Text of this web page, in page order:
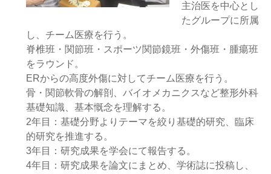
主治医を中心とし
たグループに所属
し、チーム医療を行う。
脊椎班・関節班・スポーツ関節鏡班・外傷班・腫瘍班
をラウンド。
ERからの高度外傷に対してチーム医療を行う。
骨・関節軟骨の解剖、バイオメカニクスなど整形外科
基礎知識、基本慨念を理解する。
2年目：基礎分野よりテーマを絞り基礎的研究、臨床
的研究を推進する。
3年目：研究成果を学会にて報告する。
4年目：研究成果を論文にまとめ、学術誌に投稿し、